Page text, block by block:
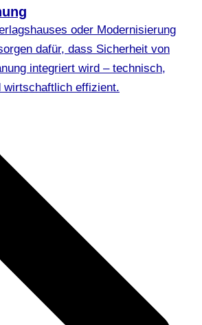
oder Modernisierung
dafür, dass Sicherheit von
integriert wird – technisch,
wirtschaftlich effizient.